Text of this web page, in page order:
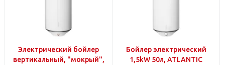
Электрический бойлер
вертикальный, "мокрый",
Бойлер электрический
1,5kW 50л, ATLANTIC